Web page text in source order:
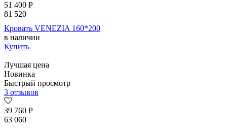
51 400 Р
81 520
Кровать VENEZIA 160*200
в наличии
Купить
Лучшая цена
Новинка
Быстрый просмотр
3 отзывов
39 760 Р
63 060